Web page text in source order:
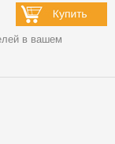
в вашем